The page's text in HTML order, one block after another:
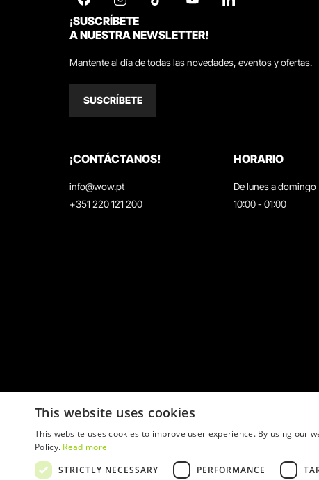
¡SUSCRÍBETE
A NUESTRA NEWSLETTER!
Mantente al día de todas las novedades, eventos y ofertas.
SUSCRÍBETE
¡CONTÁCTANOS!
info@wow.pt
+351 220 121 200
HORARIO
De lunes a domingo
10:00 - 01:00
This website uses cookies
This website uses cookies to improve user experience. By using our
Policy. Read more
STRICTLY NECESSARY
PERFORMANCE